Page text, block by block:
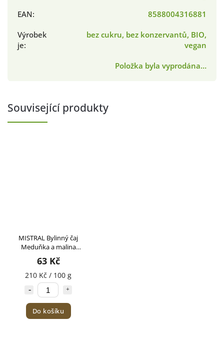
EAN:
8588004316881
Výrobek
je:
bez cukru, bez konzervantů, BIO,
vegan
Položka byla vyprodána…
Související produkty
MISTRAL Bylinný čaj
Meduňka a malina
30g
63 Kč
210 Kč / 100 g
Do košíku